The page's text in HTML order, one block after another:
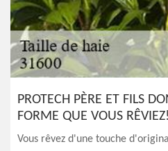
PROTECH PÈRE ET FILS
FORME QUE VOUS RÊVIEZ!
Vous rêvez d'une touche